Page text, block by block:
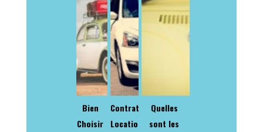
Bien
Choisir
Contrat
Location
Quelles
sont les